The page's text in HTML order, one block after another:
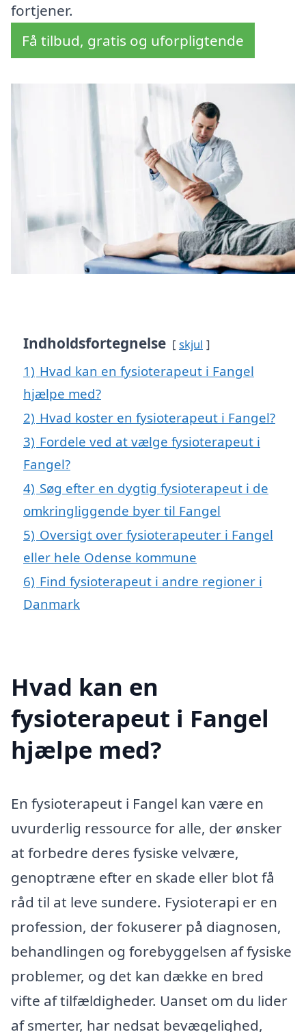
fortjener.
Få tilbud, gratis og uforpligtende
Indholdsfortegnelse skjul
1) Hvad kan en fysioterapeut i Fangel
hjælpe med?
2) Hvad koster en fysioterapeut i Fangel?
3) Fordele ved at vælge fysioterapeut i
Fangel?
4) Søg efter en dygtig fysioterapeut i de
omkringliggende byer til Fangel
5) Oversigt over fysioterapeuter i Fangel
eller hele Odense kommune
6) Find fysioterapeut i andre regioner i
Danmark
Hvad kan en
fysioterapeut i Fangel
hjælpe med?
En fysioterapeut i Fangel kan være en
uvurderlig ressource for alle, der ønsker
at forbedre deres fysiske velvære,
genoptræne efter en skade eller blot få
råd til at leve sundere. Fysioterapi er en
profession, der fokuserer på diagnosen,
behandlingen og forebyggelsen af fysiske
problemer, og det kan dække en bred
vifte af tilfældigheder. Uanset om du lider
af smerter, har nedsat bevægelighed,